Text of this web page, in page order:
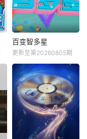
百变智多星
更新至第20260805期